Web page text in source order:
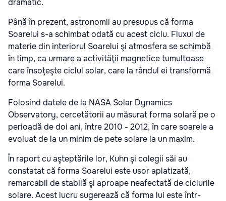
Până în prezent, astronomii au presupus că forma
Soarelui s-a schimbat odată cu acest ciclu. Fluxul de
materie din interiorul Soarelui şi atmosfera se schimbă
în timp, ca urmare a activităţii magnetice tumultoase
care însoţeşte ciclul solar, care la rândul ei transformă
forma Soarelui.
Folosind datele de la NASA Solar Dynamics
Observatory, cercetătorii au măsurat forma solară pe o
perioadă de doi ani, între 2010 - 2012, în care soarele a
evoluat de la un minim de pete solare la un maxim.
În raport cu aşteptările lor, Kuhn şi colegii săi au
constatat că forma Soarelui este usor aplatizată,
remarcabil de stabilă şi aproape neafectată de ciclurile
solare. Acest lucru sugerează că forma lui este într-